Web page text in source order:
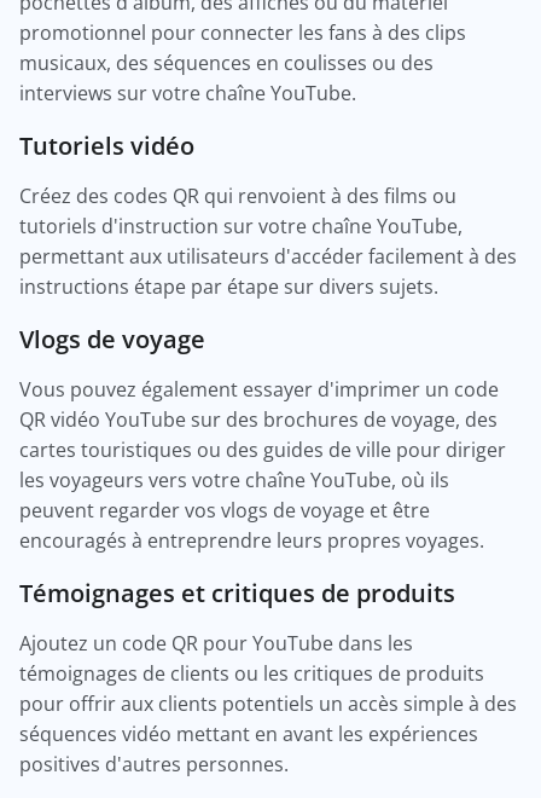
promotionnel pour connecter les fans à des clips
musicaux, des séquences en coulisses ou des
interviews sur votre chaîne YouTube.
Tutoriels vidéo
Créez des codes QR qui renvoient à des films ou
tutoriels d'instruction sur votre chaîne YouTube,
permettant aux utilisateurs d'accéder facilement à des
instructions étape par étape sur divers sujets.
Vlogs de voyage
Vous pouvez également essayer d'imprimer un code
QR vidéo YouTube sur des brochures de voyage, des
cartes touristiques ou des guides de ville pour diriger
les voyageurs vers votre chaîne YouTube, où ils
peuvent regarder vos vlogs de voyage et être
encouragés à entreprendre leurs propres voyages.
Témoignages et critiques de produits
Ajoutez un code QR pour YouTube dans les
témoignages de clients ou les critiques de produits
pour offrir aux clients potentiels un accès simple à des
séquences vidéo mettant en avant les expériences
positives d'autres personnes.